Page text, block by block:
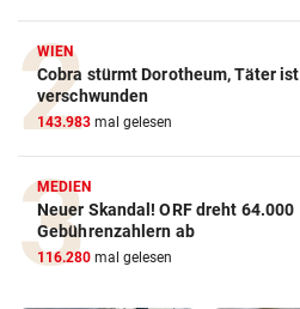
WIEN
Cobra stürmt Dorotheum, Täter ist
verschwunden
143.983 mal gelesen
MEDIEN
Neuer Skandal! ORF dreht 64.000
Gebührenzahlern ab
116.280 mal gelesen